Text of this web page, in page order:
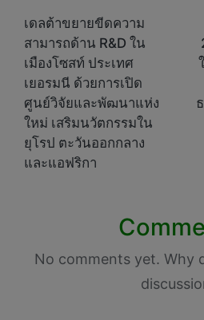
navigation
เดลต้าขยายขีดความ
สามารถด้าน R&D ใน
เมืองโซสท์ ประเทศ
เยอรมนี ด้วยการเปิด
ศูนย์วิจัยและพัฒนาแห่ง
ใหม่ เสริมนวัตกรรมใน
ยุโรป ตะวันออกกลาง
และแอฟริกา
No comments yet. Why